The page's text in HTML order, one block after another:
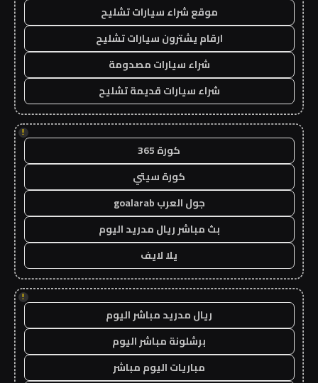
موقع شراء سيارات تشليح
ارقام يشترون سيارات تشليح
شراء سيارات مصدومة
شراء سيارات قديمة تشليح
!
كورة 365
كورة سيتي
جول العرب goalarab
بث مباشر ريال مدريد اليوم
يلا لايف
!
ريال مدريد مباشر اليوم
برشلونة مباشر اليوم
مباريات اليوم مباشر